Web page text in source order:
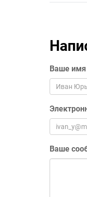
Ваше имя
Ваше